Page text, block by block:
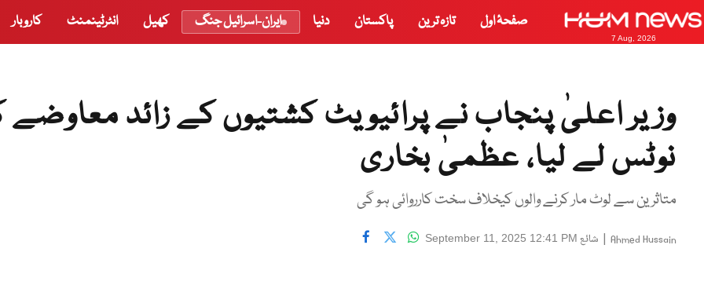
7 Aug, 2026
صفحۂ اول تازہ ترین پاکستان دنیا ایران-اسرائیل جنگ کھیل انٹرٹینمنٹ کاروبار
وزیر اعلیٰ پنجاب نے پرائیویٹ کشتیوں کے زائد معاوضے
نوٹس لے لیا، عظمیٰ بخاری
متاثرین سے لوٹ مار کرنے والوں کیخلاف سخت کارروائی ہو گی
Ahmed Hussain
| شائع September 11, 2025 12:41 PM